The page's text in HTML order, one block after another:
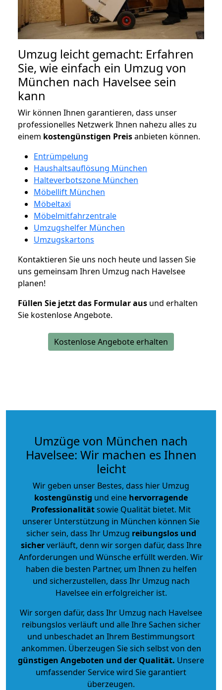
Umzug leicht gemacht: Erfahren
Sie, wie einfach ein Umzug von
München nach Havelsee sein
kann
Wir können Ihnen garantieren, dass unser
professionelles Netzwerk Ihnen nahezu alles zu
einem kostengünstigen Preisanbieten können.
Entrümpelung
Haushaltsauflösung München
Halteverbotszone München
Möbellift München
Möbeltaxi
Möbelmitfahrzentrale
Umzugshelfer München
Umzugskartons
Kontaktieren Sie uns noch heute und lassen Sie
uns gemeinsam Ihren Umzug nach Havelsee
planen!
Füllen Sie jetzt das Formular aus und erhalten
Sie kostenlose Angebote.
Kostenlose Angebote erhalten
Umzüge von München nach
Havelsee: Wir machen es Ihnen
leicht
Wir geben unser Bestes, dass hier Umzug
kostengünstig und eine hervorragende
Professionalitätsowie Qualität bietet. Mit
unserer Unterstützung in München können Sie
sicher sein, dass Ihr Umzug reibungslos und
sicherverläuft, denn wir sorgen dafür, dass Ihre
Anforderungen und Wünsche erfüllt werden. Wir
haben die besten Partner, um Ihnen zu helfen
und sicherzustellen, dass Ihr Umzug nach
Havelsee ein erfolgreicher ist.
Wir sorgen dafür, dass Ihr Umzug nach Havelsee
reibungslos verläuft und alle Ihre Sachen sicher
und unbeschadet an Ihrem Bestimmungsort
ankommen. Überzeugen Sie sich selbst von den
günstigen Angeboten und der Qualität. Unsere
umfassender Service wird Sie garantiert
überzeugen.